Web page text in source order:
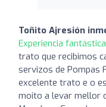
Toñito Ajresión
Experiencia
trato que recibimos
servizos de Pompas
excelente trato e o
moito a levar mellor